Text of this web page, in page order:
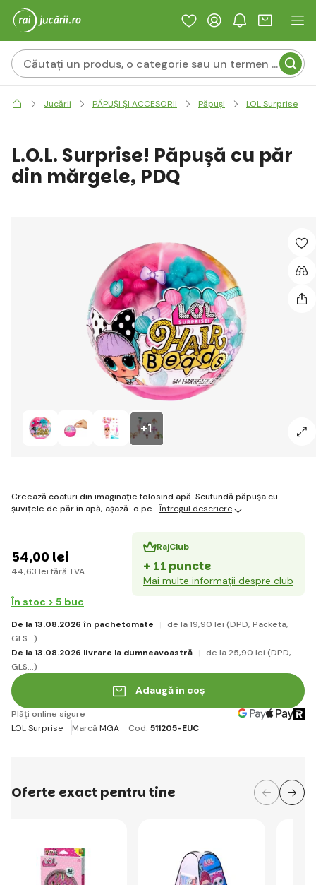
Jucării PĂPUȘI ȘI ACCESORII Păpuși LOL Surprise
+1
L.O.L. Surprise! Păpușă cu păr
din mărgele, PDQ
Creează coafuri din imaginație folosind apă. Scufundă păpușa cu
șuvițele de păr în apă, așază-o pe… Întregul descriere
54,00 lei
44,63 lei fără TVA
RajClub
+ 11 puncte
Mai multe informații despre club
În stoc > 5 buc
De la 13.08.2026 în pachetomate de la 19,90 lei (DPD, Packeta,
GLS...)
De la 13.08.2026 livrare la dumneavoastră
de la 25,90 lei (DPD,
GLS...)
Adaugă în coș
Plăți online sigure
LOL Surprise
Marcă MGA Cod: 511205-EUC
Oferte exact pentru tine